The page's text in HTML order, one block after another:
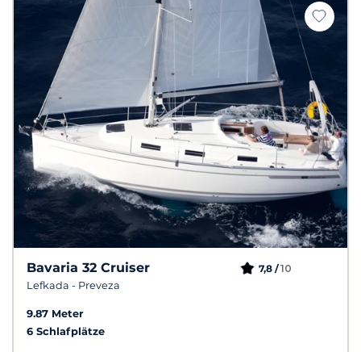
Bavaria 32 Cruiser
Lefkada - Preveza
7,8 /10
9.87 Meter
6 Schlafplätze